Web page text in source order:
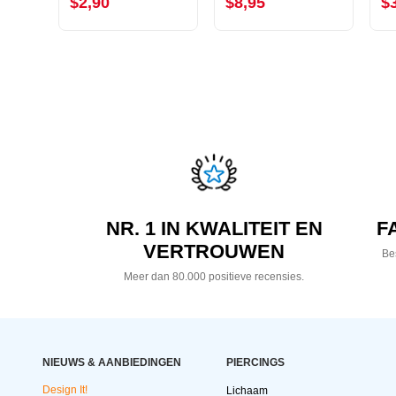
NR. 1 IN KWALITEIT EN
VERTROUWEN
Meer dan 80.000 positieve recensies.
NIEUWS & AANBIEDINGEN
Design It!
PIERCINGS
Lichaam